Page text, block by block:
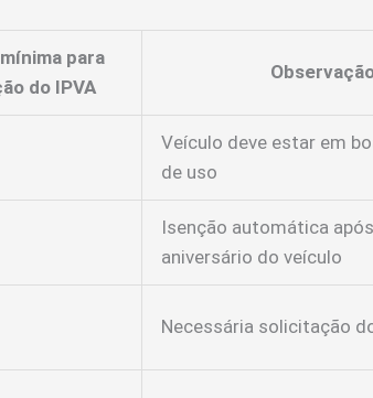
para
do IPVA
Veículo deve estar em
de uso
Isenção automática
aniversário do veículo
Necessária solicitação